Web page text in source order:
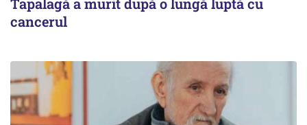
Tapalagă a murit după o lungă luptă cu
cancerul